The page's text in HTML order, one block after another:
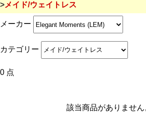
メイド/ウェイトレス
メーカー
カテゴリー
0 点
該当商品がありません